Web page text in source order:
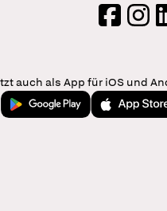
Facebook
auch als App für iOS und
Jetzt bei Google Play
Laden im